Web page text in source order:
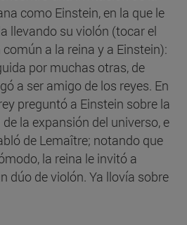
como Einstein, en la que le
llevando su violón (tocar el
a la reina y a Einstein):
por muchas otras, de
a ser amigo de los reyes. En
preguntó a Einstein sobre la
la expansión del universo, e
de Lemaître; notando que
la reina le invitó a
dúo de violón. Ya llovía sobre